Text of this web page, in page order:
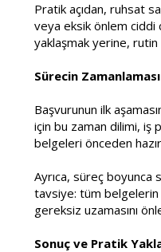
Pratik açıdan, ruhsat
veya eksik önlem ciddi
yaklaşmak yerine, rutin
Sürecin
Başvurunun ilk
için bu zaman dilimi, iş
belgeleri önceden
Ayrıca, süreç boyunca
tavsiye: tüm belgelerin
gereksiz uzamasını
Sonuç ve Pratik